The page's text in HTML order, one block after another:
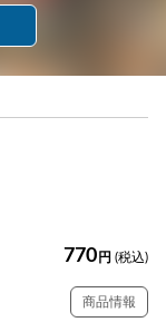
770 円 (税込)
商品情報